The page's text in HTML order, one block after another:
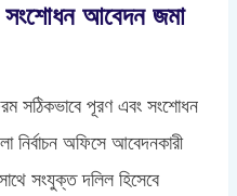
সংশোধন আবেদন জমা
সঠিকভাবে পূরণ এবং সংশোধন
নির্বাচন অফিসে আবেদনকারী
সংযুক্ত দলিল হিসেবে